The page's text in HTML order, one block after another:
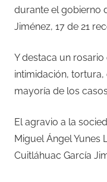
durante el gobierno
Jiménez, 17 de 21
Y destaca un
intimidación, tortura,
mayoría de los
El agravio a la
Miguel Ángel Yunes
Cuitláhuac García